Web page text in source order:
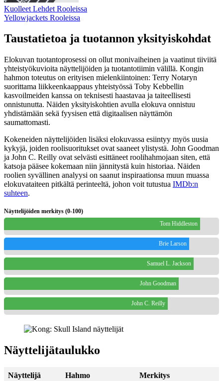
Kuolleet Lehdet Rooleissa
Yellowjackets Rooleissa
Taustatietoa ja tuotannon yksityiskohdat
Elokuvan tuotantoprosessi on ollut monivaiheinen ja vaatinut tiiviitä
yhteistyökuvioita näyttelijöiden ja tuotantotiimin välillä. Kongin
hahmon toteutus on erityisen mielenkiintoinen: Terry Notaryn
suorittama liikkeenkaappaus yhteistyössä Toby Kebbellin
kasvoilmeiden kanssa on teknisesti haastavaa ja taiteellisesti
onnistunutta. Näiden yksityiskohtien avulla elokuva onnistuu
yhdistämään sekä fyysisen että digitaalisen näyttämön
saumattomasti.
Kokeneiden näyttelijöiden lisäksi elokuvassa esiintyy myös uusia
kykyjä, joiden roolisuoritukset ovat saaneet ylistystä. John Goodman
ja John C. Reilly ovat selvästi esittäneet roolihahmojaan siten, että
katsoja pääsee kokemaan niin jännitystä kuin historiaa. Näiden
roolien syvällinen analyysi on saanut inspiraationsa muun muassa
elokuvataiteen pitkältä perinteeltä, johon voit tutustua IMDb:n
suhteen.
Näyttelijöiden merkitys (0-100)
Tom Hiddleston
Brie Larson
Samuel L. Jackson
John Goodman
John C. Reilly
Näyttelijätaulukko
Näyttelijä Hahmo
Merkitys